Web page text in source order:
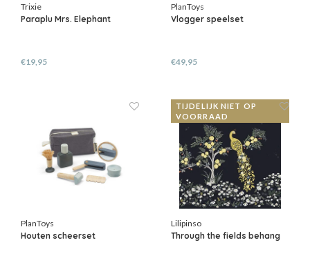
Trixie
Paraplu Mrs. Elephant
€19,95
PlanToys
Vlogger speelset
€49,95
PlanToys
Houten scheerset
TIJDELIJK NIET OP
VOORRAAD
Lilipinso
Through the fields behang